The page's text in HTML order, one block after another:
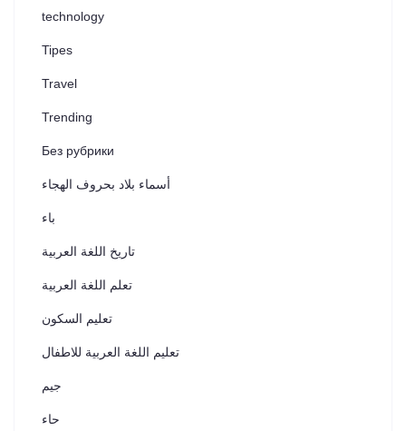
technology
Tipes
Travel
Trending
Без рубрики
أسماء بلاد بحروف الهجاء
باء
تاريخ اللغة العربية
تعلم اللغة العربية
تعليم السكون
تعليم اللغة العربية للاطفال
جيم
حاء